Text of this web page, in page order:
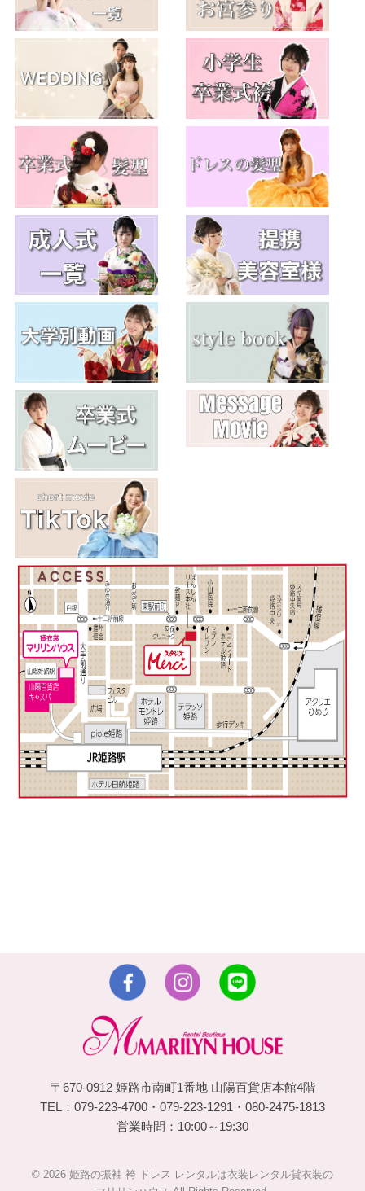
〒670-0912 姫路市南町1番地 山陽百貨店本館4階
TEL：079-223-4700・079-223-1291・080-2475-1813
営業時間：10:00～19:30
© 2026 姫路の振袖 袴 ドレス レンタルは衣装レンタル貸衣装の